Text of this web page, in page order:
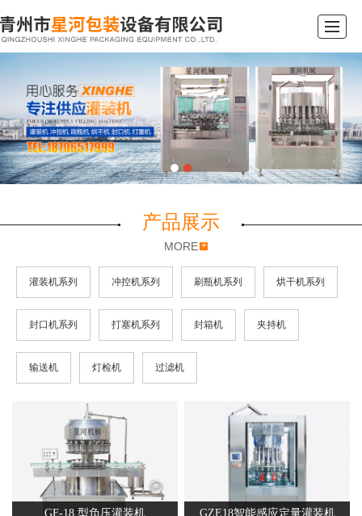
公司简介 企业文化 在线留言
产品展示
MORE
灌装机系列 冲控机系列 刷瓶机系列 烘干机系列
封口机系列 打塞机系列 封箱机 夹持机
输送机 灯检机 过滤机
GF-18 型负压灌装机 GZE18智能感应定量灌装机